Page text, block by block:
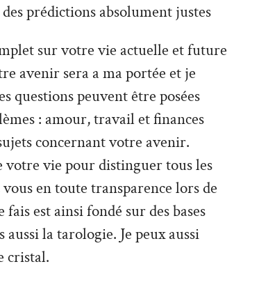
prédictions absolument justes
sur votre vie actuelle et future
avenir sera a ma portée et je
questions peuvent être posées
: amour, travail et finances
concernant votre avenir.
votre vie pour distinguer tous les
en toute transparence lors de
est ainsi fondé sur des bases
la tarologie. Je peux aussi
cristal.